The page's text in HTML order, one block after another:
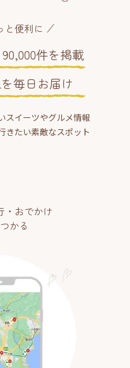
と便利に
件を掲載
毎日お届け
スイーツやグルメ情報
きたい素敵なスポット
・おでかけ
かる